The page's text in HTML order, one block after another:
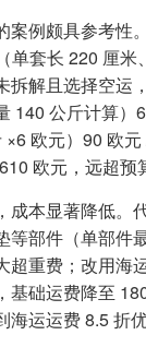
案例颇具参考性
单套长 220 厘米
拆解且选择空运
140 公斤计算）
×6 欧元）90 欧
欧元，远超预
成本显著降低。
等部件（单部件
超重费；改用海
基础运费降至
海运运费 8.5 折